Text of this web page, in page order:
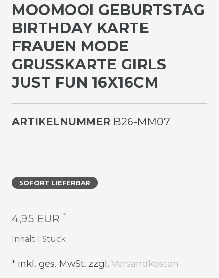
MOOMOOI GEBURTSTAG
BIRTHDAY KARTE
FRAUEN MODE
GRUSSKARTE GIRLS J
UST FUN 16X16CM
ARTIKELNUMMER B26-MM07
SOFORT LIEFERBAR
4,95 EUR *
Inhalt 1 Stück
* inkl. ges. MwSt. zzgl. Versandkosten